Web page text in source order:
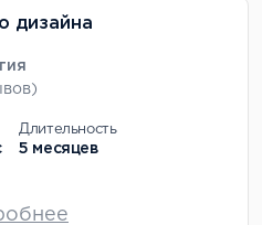
дизайна
Длительность
5 месяцев